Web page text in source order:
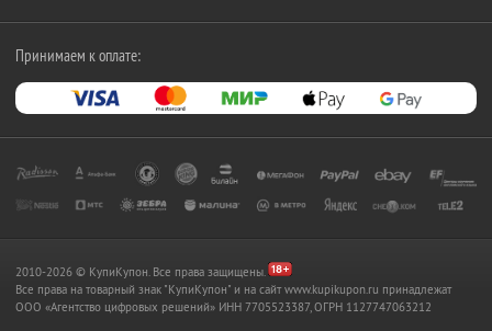
Принимаем к оплате:
2010-2026 © КупиКупон. Все права защищены.
Все права на товарный знак "КупиКупон" и на сайт www.kupikupon.ru принадлежат
OOO «Агентство цифровых решений» ИНН 7705523387, ОГРН 1127747063212